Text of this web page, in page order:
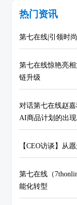
热门资讯
第七在线|引领时
第七在线惊艳亮
链升级
对话第七在线赵
AI商品计划的出现
【CEO访谈】从
第七在线（
能化转型